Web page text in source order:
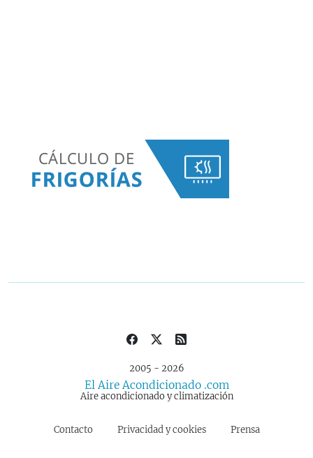
2005 - 2026
El Aire Acondicionado .com
Aire acondicionado y climatización
Contacto Privacidad y cookies Prensa